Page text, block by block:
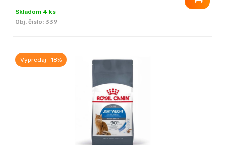
Skladom 4 ks
Obj. čislo: 339
Výpredaj -18%